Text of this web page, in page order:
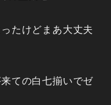
たけどまあ大丈夫
ての白七揃いでゼ